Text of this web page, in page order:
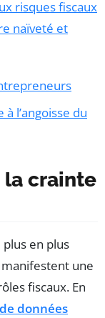
risques fiscaux
naïveté et
l’angoisse du
la crainte
en plus
une
fiscaux. En
données